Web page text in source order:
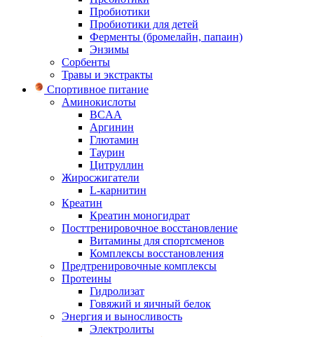
Пробиотики
Пробиотики для детей
Ферменты (бромелайн, папаин)
Энзимы
Сорбенты
Травы и экстракты
Спортивное питание
Аминокислоты
BCAA
Аргинин
Глютамин
Таурин
Цитруллин
Жиросжигатели
L-карнитин
Креатин
Креатин моногидрат
Посттренировочное восстановление
Витамины для спортсменов
Комплексы восстановления
Предтренировочные комплексы
Протеины
Гидролизат
Говяжий и яичный белок
Энергия и выносливость
Электролиты